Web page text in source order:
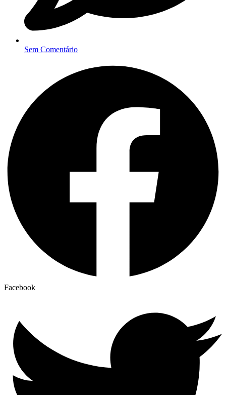
Sem Comentário
Facebook